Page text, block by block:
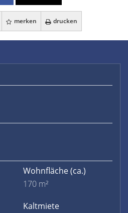
merken drucken
Wohnfläche(ca.)
170 m²
Kaltmiete